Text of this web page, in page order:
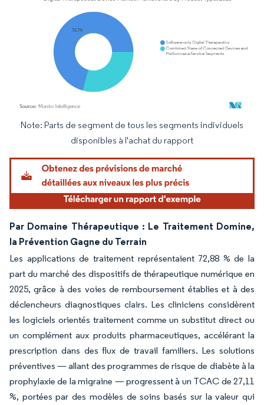
Image © Mordor Intelligence. La réutilisation nécessite une attribution sous CC BY
Note: Parts de segment de tous les segments individuels
disponibles à l'achat du rapport
Par Domaine Thérapeutique : Le Traitement Domine,
la Prévention Gagne du Terrain
Les applications de traitement représentaient 72,88 % de la
part du marché des dispositifs de thérapeutique numérique en
2025, grâce à des voies de remboursement établies et à des
déclencheurs diagnostiques clairs. Les cliniciens considèrent
les logiciels orientés traitement comme un substitut direct ou
un complément aux produits pharmaceutiques, accélérant la
prescription dans des flux de travail familiers. Les solutions
préventives — allant des programmes de risque de diabète à la
prophylaxie de la migraine — progressent à un TCAC de 27,11
%, portées par des modèles de soins basés sur la valeur qui